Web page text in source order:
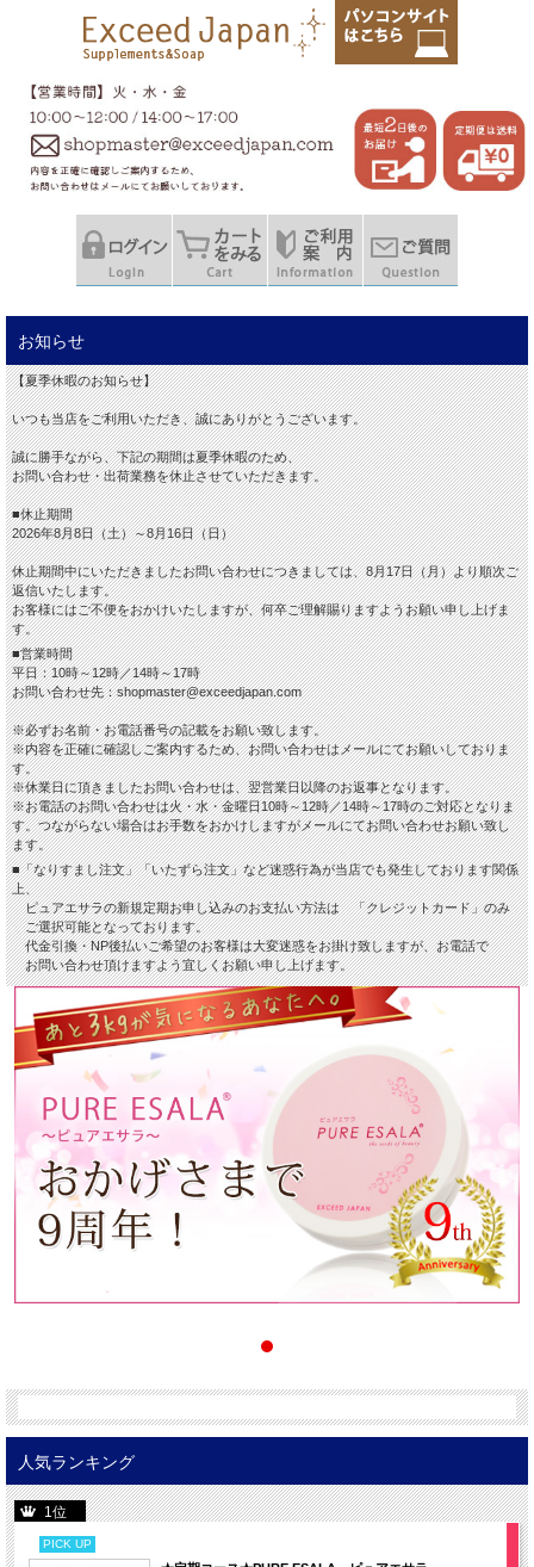
お知らせ
【夏季休暇のお知らせ】
いつも当店をご利用いただき、誠にありがとうございます。
誠に勝手ながら、下記の期間は夏季休暇のため、
お問い合わせ・出荷業務を休止させていただきます。
■休止期間
2026年8月8日（土）～8月16日（日）
休止期間中にいただきましたお問い合わせにつきましては、8月17日（月）より順次ご
返信いたします。
お客様にはご不便をおかけいたしますが、何卒ご理解賜りますようお願い申し上げま
す。
■営業時間
平日：10時～12時／14時～17時
お問い合わせ先：shopmaster@exceedjapan.com
※必ずお名前・お電話番号の記載をお願い致します。
※内容を正確に確認しご案内するため、お問い合わせはメールにてお願いしておりま
す。
※休業日に頂きましたお問い合わせは、翌営業日以降のお返事となります。
※お電話のお問い合わせは火・水・金曜日10時～12時／14時～17時のご対応となりま
す。つながらない場合はお手数をおかけしますがメールにてお問い合わせお願い致し
ます。
■「なりすまし注文」「いたずら注文」など迷惑行為が当店でも発生しております関係
上、
ピュアエサラの新規定期お申し込みのお支払い方法は 「クレジットカード」のみ
ご選択可能となっております。
代金引換・NP後払いご希望のお客様は大変迷惑をお掛け致しますが、お電話で
お問い合わせ頂けますよう宜しくお願い申し上げます。
人気ランキング
1位
PICK UP